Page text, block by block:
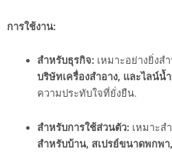
การใช้งาน:
สำหรับธุรกิจ:เหมาะอย่างยิ่งส
บริษัทเครื่องสำอาง, และไลน์น้
ความประทับใจที่ยั่งยืน.
สำหรับการใช้ส่วนตัว:เหมาะส
สำหรับบ้าน, สเปรย์ขนาดพกพ